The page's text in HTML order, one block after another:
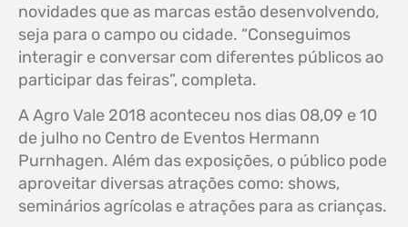
novidades que as marcas estão desenvolvendo,
seja para o campo ou cidade. “Conseguimos
interagir e conversar com diferentes públicos ao
participar das feiras”, completa.
A Agro Vale 2018 aconteceu nos dias 08,09 e 10
de julho no Centro de Eventos Hermann
Purnhagen. Além das exposições, o público pode
aproveitar diversas atrações como: shows,
seminários agrícolas e atrações para as crianças.